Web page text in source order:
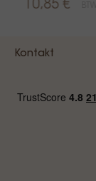
10,85 €
Kontakt